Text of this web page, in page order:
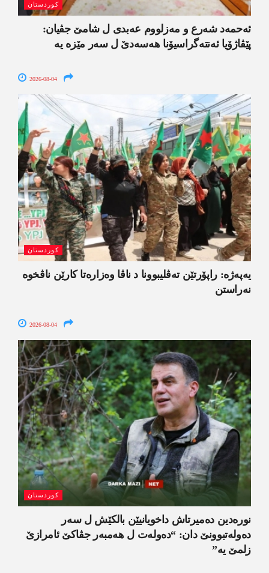
کوردستان
ئەحمەد شەرع و مەزلووم عەبدی ل شامێ جڤیان:
پێڤاژۆیا ئەنتەگراسیۆنا ھەسەدێ ل سەر مێزە یە
2026-08-04
کوردستان
یەپەژە: راپۆرتێن تەڤلیبوونا د ناڤا وەزارەتا کارێن ناڤخوە
نەراستن
2026-08-04
کوردستان
نورەدین دەمیرتاش داخویانیێن بالکێش ل سەر
دەولەتبوونێ دان: “دەولەت ل ھەمبەر جڤاکێ ئامرازێ
زلمێ یە”